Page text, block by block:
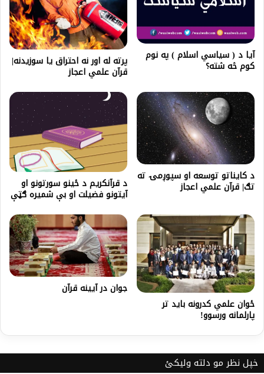
آیا د ( سیاسي اسلام ) په نوم
کوم څه شته؟ پرته له اور نه احتراق یا سوزیدنه|
قرآن علمي اعجاز
د کایناتو توسعه او سپوږمۍ ته
تګ| قرآن علمي اعجاز د قرآنکريم د ځينو سورتونو او
آيتونو فضيلت او بې شميره ګټې
ځوان علمي کدرونه باید تر
پارلمانه ورسوو!
جوان در آيينه قرآن
خپل نظر مو دلته ولیکئ